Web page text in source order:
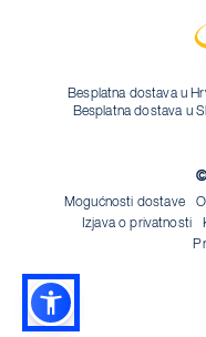
Besplatna dostava u
Besplatna dostava u
Mogućnosti dostave
Izjava o privatnosti